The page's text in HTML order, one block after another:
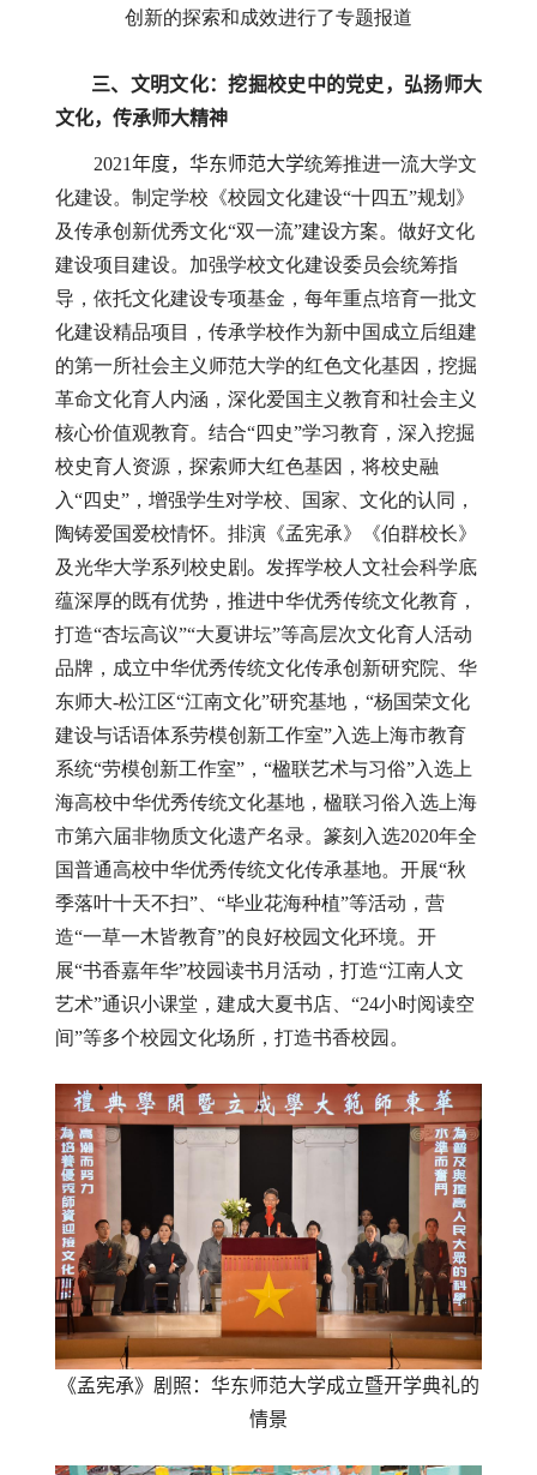
创新的探索和成效进行了专题报道
三、文明文化：挖掘校史中的党史，弘扬师大
文化，传承师大精神
2021年度，华东师范大学统筹推进一流大学文
化建设。制定学校《校园文化建设“十四五”规划》
及传承创新优秀文化“双一流”建设方案。做好文化
建设项目建设。加强学校文化建设委员会统筹指
导，依托文化建设专项基金，每年重点培育一批文
化建设精品项目，传承学校作为新中国成立后组建
的第一所社会主义师范大学的红色文化基因，挖掘
革命文化育人内涵，深化爱国主义教育和社会主义
核心价值观教育。结合“四史”学习教育，深入挖掘
校史育人资源，探索师大红色基因，将校史融
入“四史”，增强学生对学校、国家、文化的认同，
陶铸爱国爱校情怀。排演《孟宪承》《伯群校长》
及光华大学系列校史剧。 发挥学校人文社会科学底
蕴深厚的既有优势，推进中华优秀传统文化教育，
打造“杏坛高议”“大夏讲坛”等高层次文化育人活动
品牌，成立中华优秀传统文化传承创新研究院、华
东师大-松江区“江南文化”研究基地，“杨国荣文化
建设与话语体系劳模创新工作室”入选上海市教育
系统“劳模创新工作室”，“楹联艺术与习俗”入选上
海高校中华优秀传统文化基地，楹联习俗入选上海
市第六届非物质文化遗产名录。篆刻入选2020年全
国普通高校中华优秀传统文化传承基地。开展“秋
季落叶十天不扫”、“毕业花海种植”等活动，营
造“一草一木皆教育”的良好校园文化环境。开
展“书香嘉年华”校园读书月活动，打造“江南人文
艺术”通识小课堂，建成大夏书店、“24小时阅读空
间”等多个校园文化场所，打造书香校园。
《孟宪承》剧照：华东师范大学成立暨开学典礼的
情景